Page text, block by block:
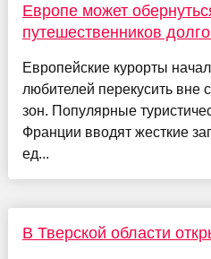
Европе может
путешественников
Европейские курорты
любителей перекусить вне
зон. Популярные
Франции вводят жесткие
ед...
В Тверской области